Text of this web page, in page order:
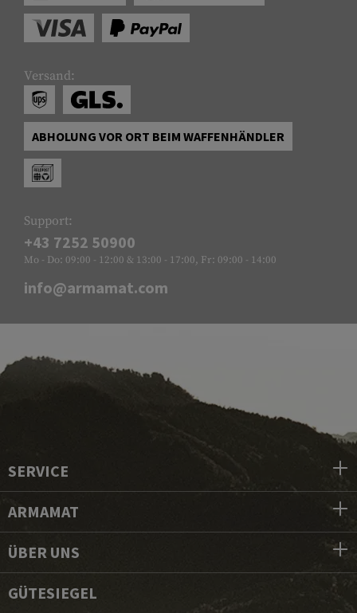
Versand:
ABHOLUNG VOR ORT BEIM WAFFENHÄNDLER
Support:
+43 7252 50900
Mo - Do: 09:00 - 12:00 & 13:00 - 17:00, Fr: 09:00 - 14:00
info@armamat.com
SERVICE
ARMAMAT
ÜBER UNS
GÜTESIEGEL